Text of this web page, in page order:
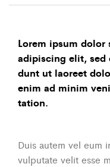
Lorem ipsum
adipiscing elit, sed
dunt ut laoreet
enim ad minim
tation.
Duis autem vel eum
vulputate velit esse